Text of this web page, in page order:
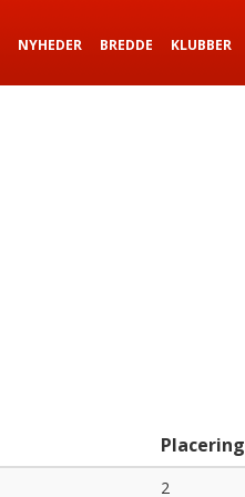
NYHEDER BREDDE KLUBBER
Placering
2